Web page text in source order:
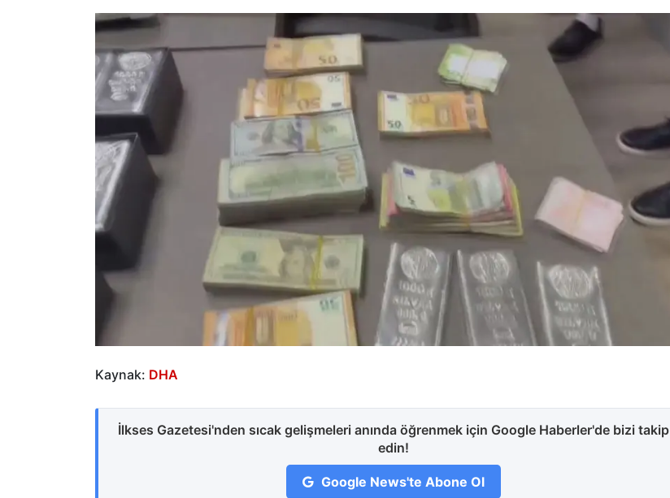
Kaynak: DHA
İlkses Gazetesi'nden sıcak gelişmeleri anında öğrenmek için Google Haberler'de bizi takip
edin!
Google News'te Abone Ol